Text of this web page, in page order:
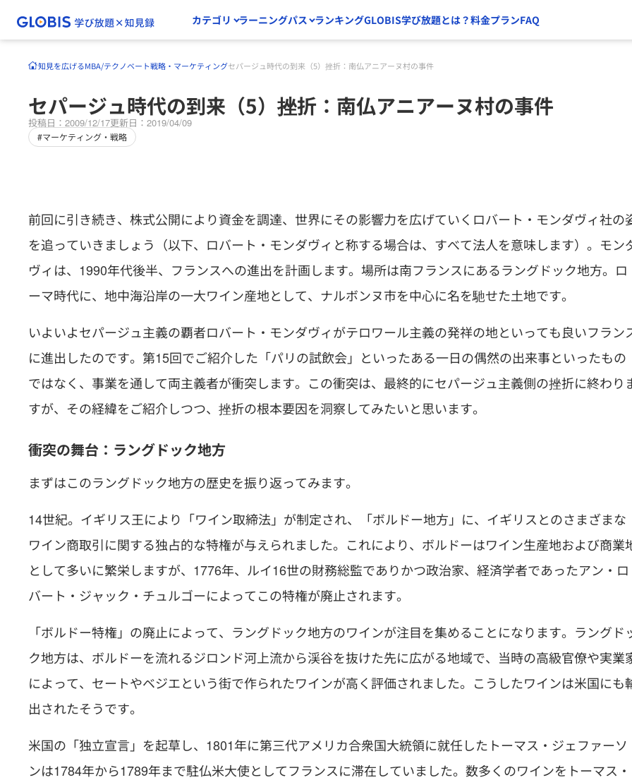
カテゴリ ラーニングパス ランキングGLOBIS学び放題とは？料金プランFAQ
知見を広げるMBA/テクノベート戦略・マーケティングセパージュ時代の到来（5）挫折：南仏アニアーヌ村の事件
セパージュ時代の到来（5）挫折：南仏アニアーヌ村の事件
投稿日：2009/12/17更新日：2019/04/09
#マーケティング・戦略
前回に引き続き、株式公開により資金を調達、世界にその影響力を広げていくロバート・モンダヴィ社の
を追っていきましょう（以下、ロバート・モンダヴィと称する場合は、すべて法人を意味します）。モン
ヴィは、1990年代後半、フランスへの進出を計画します。場所は南フランスにあるラングドック地方。ロ
ーマ時代に、地中海沿岸の一大ワイン産地として、ナルボンヌ市を中心に名を馳せた土地です。
いよいよセパージュ主義の覇者ロバート・モンダヴィがテロワール主義の発祥の地といっても良いフラン
に進出したのです。第15回でご紹介した「パリの試飲会」といったある一日の偶然の出来事といったもの
ではなく、事業を通して両主義者が衝突します。この衝突は、最終的にセパージュ主義側の挫折に終わり
すが、その経緯をご紹介しつつ、挫折の根本要因を洞察してみたいと思います。
衝突の舞台：ラングドック地方
まずはこのラングドック地方の歴史を振り返ってみます。
14世紀。イギリス王により「ワイン取締法」が制定され、「ボルドー地方」に、イギリスとのさまざまな
ワイン商取引に関する独占的な特権が与えられました。これにより、ボルドーはワイン生産地および商業
として多いに繁栄しますが、1776年、ルイ16世の財務総監でありかつ政治家、経済学者であったアン・ロ
バート・ジャック・チュルゴーによってこの特権が廃止されます。
「ボルドー特権」の廃止によって、ラングドック地方のワインが注目を集めることになります。ラングド
ク地方は、ボルドーを流れるジロンド河上流から渓谷を抜けた先に広がる地域で、当時の高級官僚や実業
によって、セートやベジエという街で作られたワインが高く評価されました。こうしたワインは米国にも
出されたそうです。
米国の「独立宣言」を起草し、1801年に第三代アメリカ合衆国大統領に就任したトーマス・ジェファーソ
ンは1784年から1789年まで駐仏米大使としてフランスに滞在していました。数多くのワインをトーマス・